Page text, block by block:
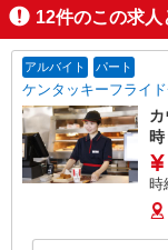
12件のこの求人
アルバイト パート
ケンタッキーフライ
時